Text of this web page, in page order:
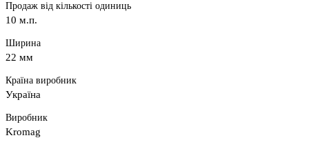
Продаж від кількості одиниць
10 м.п.
Ширина
22 мм
Країна виробник
Україна
Виробник
Kromag